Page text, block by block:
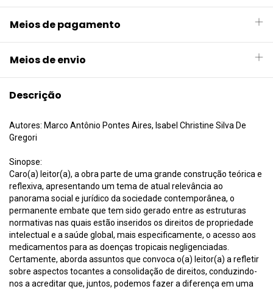
Meios de pagamento
Meios de envio
Descrição
Autores: Marco Antônio Pontes Aires, Isabel Christine Silva De
Gregori
Sinopse:
Caro(a) leitor(a), a obra parte de uma grande construção teórica e
reflexiva, apresentando um tema de atual relevância ao
panorama social e jurídico da sociedade contemporânea, o
permanente embate que tem sido gerado entre as estruturas
normativas nas quais estão inseridos os direitos de propriedade
intelectual e a saúde global, mais especificamente, o acesso aos
medicamentos para as doenças tropicais negligenciadas.
Certamente, aborda assuntos que convoca o(a) leitor(a) a refletir
sobre aspectos tocantes a consolidação de direitos, conduzindo-
nos a acreditar que, juntos, podemos fazer a diferença em uma